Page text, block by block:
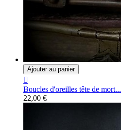
Ajouter au panier

Boucles d'oreilles tête de mort...
22,00 €